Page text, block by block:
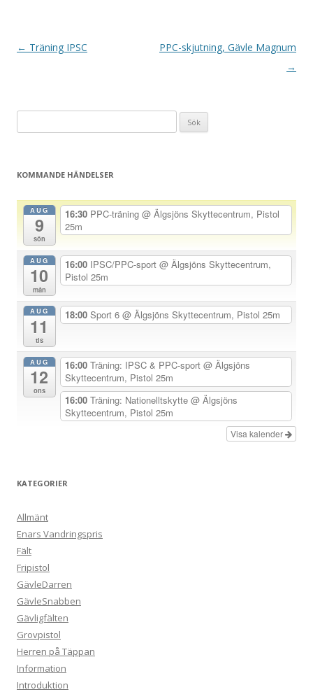
I
a
r
g
← Träning IPSC
PPC-skjutning, Gävle Magnum
→
efter:
KOMMANDE HÄNDELSER
AUG
9
sön
16:30 PPC-träning @ Älgsjöns Skyttecentrum, Pistol
25m
AUG
10
mån
16:00 IPSC/PPC-sport @ Älgsjöns Skyttecentrum,
Pistol 25m
AUG
11
tis
18:00 Sport 6 @ Älgsjöns Skyttecentrum, Pistol 25m
AUG
12
ons
16:00 Träning: IPSC & PPC-sport @ Älgsjöns
Skyttecentrum, Pistol 25m
16:00 Träning: Nationelltskytte @ Älgsjöns
Skyttecentrum, Pistol 25m
Visa kalender
KATEGORIER
Allmänt
Enars Vandringspris
Fält
Fripistol
GävleDarren
GävleSnabben
Gävligfälten
Grovpistol
Herren på Täppan
Information
Introduktion